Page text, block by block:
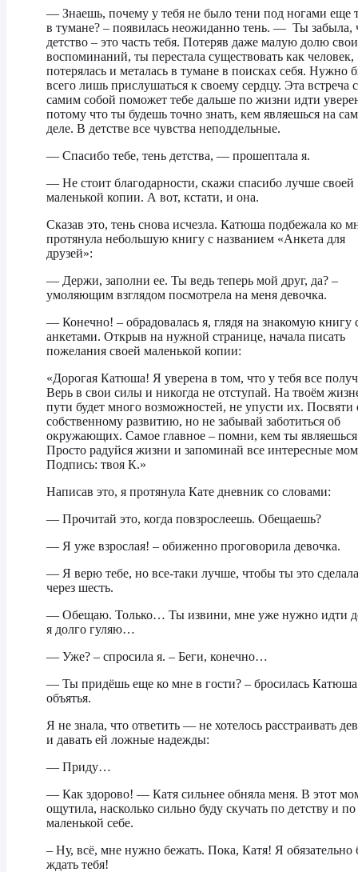
— Знаешь, почему у тебя не было тени под ногами еще
в тумане? – появилась неожиданно тень. — Ты забыла,
детство – это часть тебя. Потеряв даже малую долю
воспоминаний, ты перестала существовать как человек,
потерялась и металась в тумане в поисках себя. Нужно
всего лишь прислушаться к своему сердцу. Эта встреча с
самим собой поможет тебе дальше по жизни идти
потому что ты будешь точно знать, кем являешься на
деле. В детстве все чувства неподдельные.
— Спасибо тебе, тень детства, — прошептала я.
— Не стоит благодарности, скажи спасибо лучше своей
маленькой копии. А вот, кстати, и она.
Сказав это, тень снова исчезла. Катюша подбежала ко
протянула небольшую книгу с названием «Анкета для
друзей»:
— Держи, заполни ее. Ты ведь теперь мой друг, да? –
умоляющим взглядом посмотрела на меня девочка.
— Конечно! – обрадовалась я, глядя на знакомую книгу
анкетами. Открыв на нужной странице, начала писать
пожелания своей маленькой копии:
«Дорогая Катюша! Я уверена в том, что у тебя все
Верь в свои силы и никогда не отступай. На твоём
пути будет много возможностей, не упусти их. Посвяти
собственному развитию, но не забывай заботиться об
окружающих. Самое главное – помни, кем ты
Просто радуйся жизни и запоминай все интересные
Подпись: твоя К.»
Написав это, я протянула Кате дневник со словами:
— Прочитай это, когда повзрослеешь. Обещаешь?
— Я уже взрослая! – обиженно проговорила девочка.
— Я верю тебе, но все-таки лучше, чтобы ты это
через шесть.
— Обещаю. Только… Ты извини, мне уже нужно идти
я долго гуляю…
— Уже? – спросила я. – Беги, конечно…
— Ты придёшь еще ко мне в гости? – бросилась
объятья.
Я не знала, что ответить — не хотелось расстраивать
и давать ей ложные надежды:
— Приду…
— Как здорово! — Катя сильнее обняла меня. В этот
ощутила, насколько сильно буду скучать по детству и по
маленькой себе.
– Ну, всё, мне нужно бежать. Пока, Катя! Я обязательно
ждать тебя!